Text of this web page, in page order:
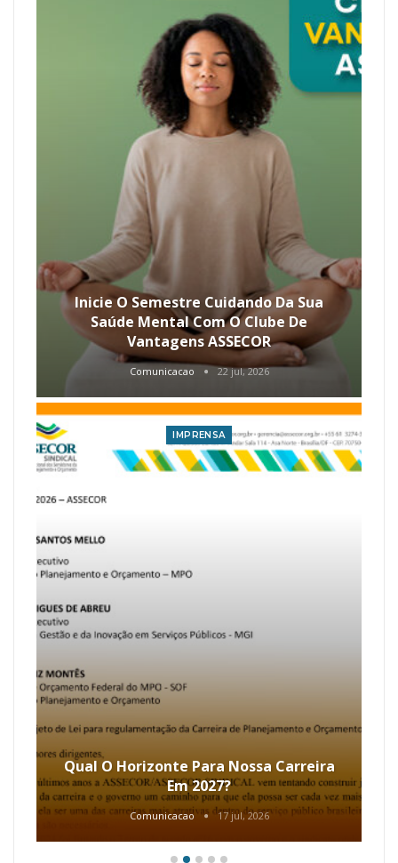
Inicie O Semestre Cuidando Da Sua
Saúde Mental Com O Clube De
Vantagens ASSECOR
Comunicacao 22 jul, 2026
IMPRENSA
Qual O Horizonte Para Nossa Carreira
Em 2027?
Comunicacao 17 jul, 2026